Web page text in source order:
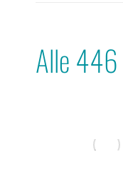
Alle 446